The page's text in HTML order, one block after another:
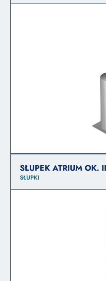
SŁUPEK ATRIUM OK. II
SŁUPKI